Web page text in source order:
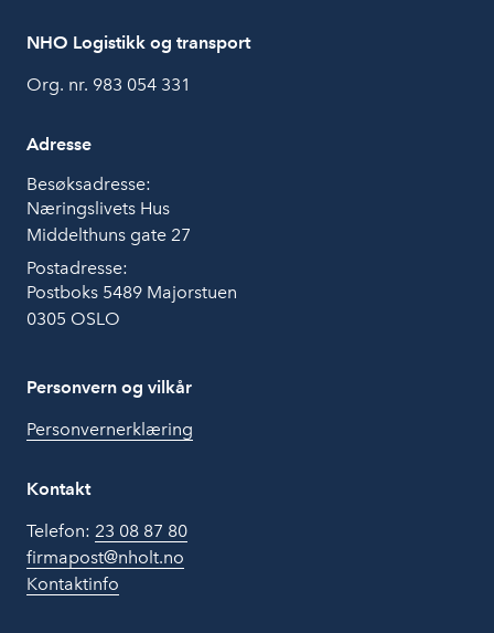
NHO Logistikk og transport
Org. nr. 983 054 331
Adresse
Besøksadresse:
Næringslivets Hus
Middelthuns gate 27
Postadresse:
Postboks 5489 Majorstuen
0305 OSLO
Personvern og vilkår
Personvernerklæring
Kontakt
Telefon: 23 08 87 80
firmapost@nholt.no
Kontaktinfo